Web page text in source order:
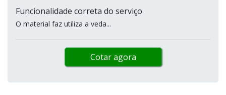
Funcionalidade correta do serviço
O material faz utiliza a veda...
Cotar agora